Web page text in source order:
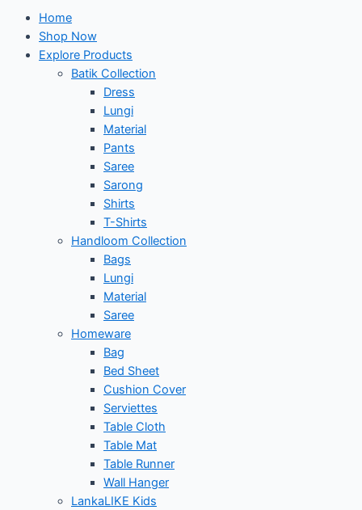
Home
Shop Now
Explore Products
Batik Collection
Dress
Lungi
Material
Pants
Saree
Sarong
Shirts
T-Shirts
Handloom Collection
Bags
Lungi
Material
Saree
Homeware
Bag
Bed Sheet
Cushion Cover
Serviettes
Table Cloth
Table Mat
Table Runner
Wall Hanger
LankaLIKE Kids